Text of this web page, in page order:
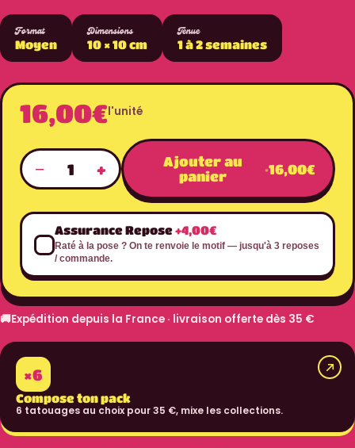
Format
Moyen
Dimensions
10 × 10 cm
Tenue
1 à 2 semaines
16,00€l'unité
− 1 +
Ajouter au
panier
·16,00€
Assurance Repose+4,00€
Raté à la pose ? On te renvoie le motif — jusqu'à 3 reposes
/ commande.
🚚Expédition depuis la France · livraison offerte dès 35 €
×6
Compose ton pack
6 tatouages au choix pour 35 €, mixe les collections.